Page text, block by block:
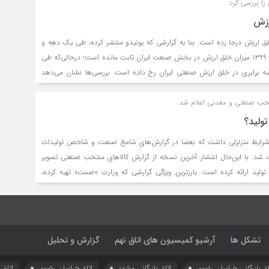
بررسی کرد
۱۰ سال در خلق ارزش درجا زده است. بنا به گزارشی که یونیدو منتشر کرده، طی یک دهه و
حدفاصل سال‌های ۱۳۸۹ تا ۱۳۹۹ میزان خلق ارزش در بخش صنعت ایران ثابت مانده است؛ درحالی‌که طی
برابری در خلق ارزش صنعتی ایران رخ داده است. بررسی‌ها نشان می‌دهد
نیز عملکردی مناسب ندارد و علاوه بر این، سهم فناوری‌های نو در صنعت
تولید در نیمسال اول۱۴۰۱ شرایط متزلزلی داشت که بعضا در گزارش‌های شامخ صنعت و شاخص تولیدات
با این‌حال انتشار آخرین نسخه از گزارش کالاهای منتخب صنعتی تصویر
ارائه کرده است. بارزترین ویژگی گزارشی که وزارت «صمت» تهیه کرده،
پتروشیمی است.
تشکل ها آرشیو کمیسیون های اتاق نهم گزارش و تحلیل